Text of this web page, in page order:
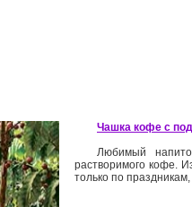
Чашка кофе с
Любимый
растворимого кофе.
только по